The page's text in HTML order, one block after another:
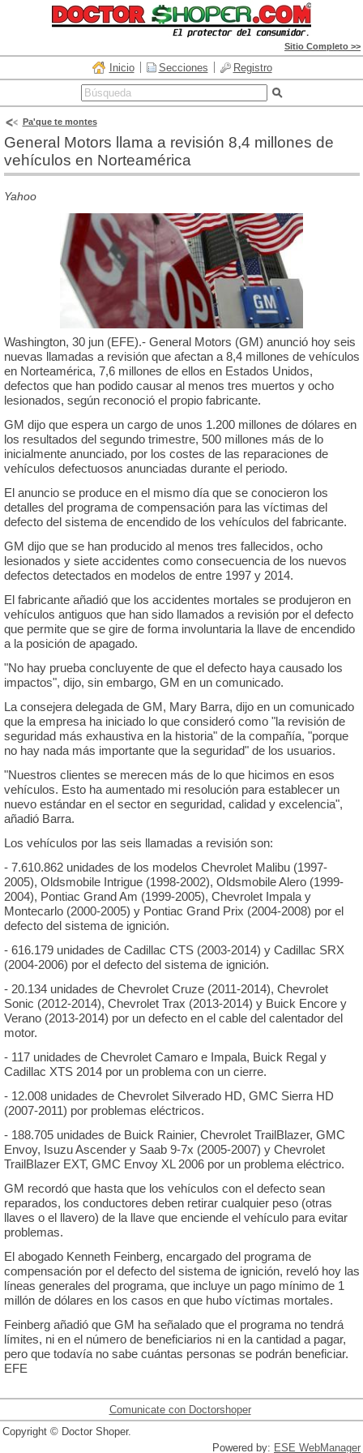
Sitio Completo >>
Inicio Secciones Registro
Pa'que te montes
General Motors llama a revisión 8,4 millones de
vehículos en Norteamérica
Yahoo
Washington, 30 jun (EFE).- General Motors (GM) anunció hoy seis
nuevas llamadas a revisión que afectan a 8,4 millones de vehículos
en Norteamérica, 7,6 millones de ellos en Estados Unidos,
defectos que han podido causar al menos tres muertos y ocho
lesionados, según reconoció el propio fabricante.
GM dijo que espera un cargo de unos 1.200 millones de dólares en
los resultados del segundo trimestre, 500 millones más de lo
inicialmente anunciado, por los costes de las reparaciones de
vehículos defectuosos anunciadas durante el periodo.
El anuncio se produce en el mismo día que se conocieron los
detalles del programa de compensación para las víctimas del
defecto del sistema de encendido de los vehículos del fabricante.
GM dijo que se han producido al menos tres fallecidos, ocho
lesionados y siete accidentes como consecuencia de los nuevos
defectos detectados en modelos de entre 1997 y 2014.
El fabricante añadió que los accidentes mortales se produjeron en
vehículos antiguos que han sido llamados a revisión por el defecto
que permite que se gire de forma involuntaria la llave de encendido
a la posición de apagado.
"No hay prueba concluyente de que el defecto haya causado los
impactos", dijo, sin embargo, GM en un comunicado.
La consejera delegada de GM, Mary Barra, dijo en un comunicado
que la empresa ha iniciado lo que consideró como "la revisión de
seguridad más exhaustiva en la historia" de la compañía, "porque
no hay nada más importante que la seguridad" de los usuarios.
"Nuestros clientes se merecen más de lo que hicimos en esos
vehículos. Esto ha aumentado mi resolución para establecer un
nuevo estándar en el sector en seguridad, calidad y excelencia",
añadió Barra.
Los vehículos por las seis llamadas a revisión son:
- 7.610.862 unidades de los modelos Chevrolet Malibu (1997-
2005), Oldsmobile Intrigue (1998-2002), Oldsmobile Alero (1999-
2004), Pontiac Grand Am (1999-2005), Chevrolet Impala y
Montecarlo (2000-2005) y Pontiac Grand Prix (2004-2008) por el
defecto del sistema de ignición.
- 616.179 unidades de Cadillac CTS (2003-2014) y Cadillac SRX
(2004-2006) por el defecto del sistema de ignición.
- 20.134 unidades de Chevrolet Cruze (2011-2014), Chevrolet
Sonic (2012-2014), Chevrolet Trax (2013-2014) y Buick Encore y
Verano (2013-2014) por un defecto en el cable del calentador del
motor.
- 117 unidades de Chevrolet Camaro e Impala, Buick Regal y
Cadillac XTS 2014 por un problema con un cierre.
- 12.008 unidades de Chevrolet Silverado HD, GMC Sierra HD
(2007-2011) por problemas eléctricos.
- 188.705 unidades de Buick Rainier, Chevrolet TrailBlazer, GMC
Envoy, Isuzu Ascender y Saab 9-7x (2005-2007) y Chevrolet
TrailBlazer EXT, GMC Envoy XL 2006 por un problema eléctrico.
GM recordó que hasta que los vehículos con el defecto sean
reparados, los conductores deben retirar cualquier peso (otras
llaves o el llavero) de la llave que enciende el vehículo para evitar
problemas.
El abogado Kenneth Feinberg, encargado del programa de
compensación por el defecto del sistema de ignición, reveló hoy las
líneas generales del programa, que incluye un pago mínimo de 1
millón de dólares en los casos en que hubo víctimas mortales.
Feinberg añadió que GM ha señalado que el programa no tendrá
límites, ni en el número de beneficiarios ni en la cantidad a pagar,
pero que todavía no sabe cuántas personas se podrán beneficiar.
EFE
Comunicate con Doctorshoper
Copyright © Doctor Shoper.
Powered by: ESE WebManager